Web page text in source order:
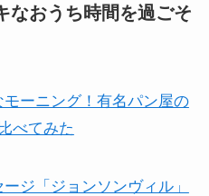
なおうち時間を過ごそ
モーニング！有名パン屋の
べてみた
ジ「ジョンソンヴィル」